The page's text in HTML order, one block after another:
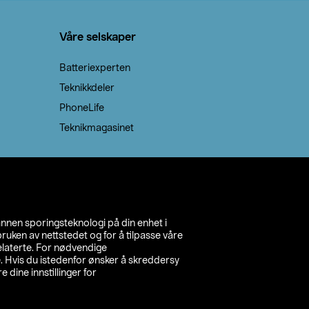
sporingsteknologi på din enhet i
av nettstedet og for å tilpasse våre
For nødvendige
Hvis du istedenfor ønsker å skreddersy
dine innstillinger for
Våre selskaper
Batteriexperten
Teknikkdeler
PhoneLife
Teknikmagasinet